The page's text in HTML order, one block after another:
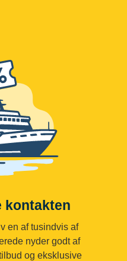
kontakten
en af tusindvis af
nyder godt af
og eksklusive